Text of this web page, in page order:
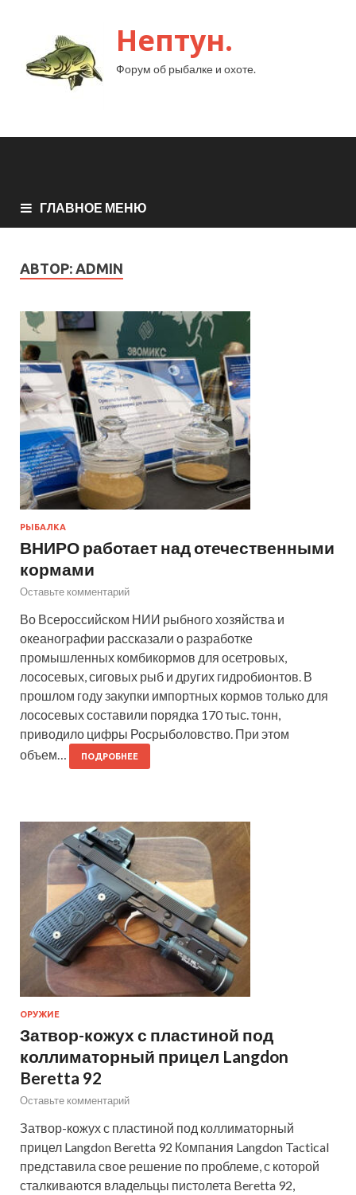
Нептун.
Форум об рыбалке и охоте.
ГЛАВНОЕ МЕНЮ
АВТОР: ADMIN
РЫБАЛКА
ВНИРО работает над отечественными
кормами
Оставьте комментарий
Во Всероссийском НИИ рыбного хозяйства и
океанографии рассказали о разработке
промышленных комбикормов для осетровых,
лососевых, сиговых рыб и других гидробионтов. В
прошлом году закупки импортных кормов только для
лососевых составили порядка 170 тыс. тонн,
приводило цифры Росрыболовство. При этом
объем…
ПОДРОБНЕЕ
ОРУЖИЕ
Затвор-кожух с пластиной под
коллиматорный прицел Langdon
Beretta 92
Оставьте комментарий
Затвор-кожух с пластиной под коллиматорный
прицел Langdon Beretta 92 Компания Langdon Tactical
представила свое решение по проблеме, с которой
сталкиваются владельцы пистолета Beretta 92,